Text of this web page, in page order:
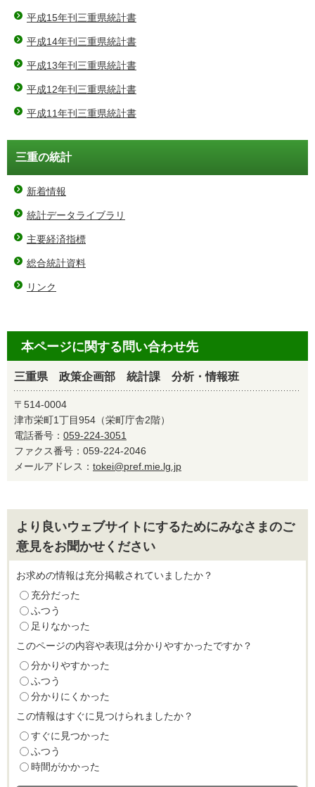
平成15年刊三重県統計書
平成14年刊三重県統計書
平成13年刊三重県統計書
平成12年刊三重県統計書
平成11年刊三重県統計書
三重の統計
新着情報
統計データライブラリ
主要経済指標
総合統計資料
リンク
本ページに関する問い合わせ先
三重県 政策企画部 統計課 分析・情報班
〒514-0004
津市栄町1丁目954（栄町庁舎2階）
電話番号： 059-224-3051
ファクス番号：059-224-2046
メールアドレス： tokei@pref.mie.lg.jp
より良いウェブサイトにするためにみなさまのご
意見をお聞かせください
お求めの情報は充分掲載されていましたか？
充分だった
ふつう
足りなかった
このページの内容や表現は分かりやすかったですか？
分かりやすかった
ふつう
分かりにくかった
この情報はすぐに見つけられましたか？
すぐに見つかった
ふつう
時間がかかった